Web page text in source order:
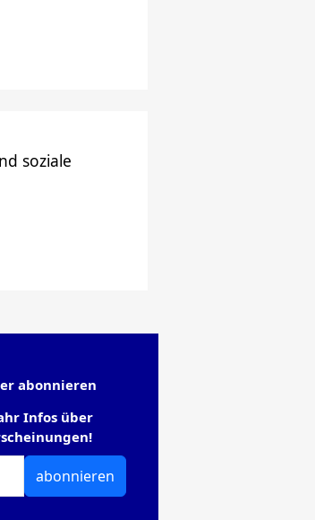
soziale
abonnieren
Infos über
abonnieren